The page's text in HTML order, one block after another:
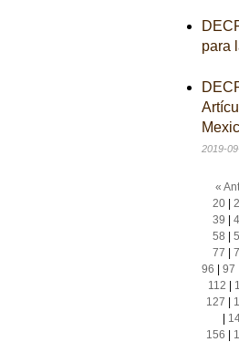
para
2019-
«
20|
39
58
77
96
97
112
127
156